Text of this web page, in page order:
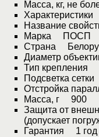
Масса, кг, не
Характеристики
Название
Марка ПОСП
Страна
Диаметр
Тип крепления
Подсветка
Отстройка
Масса, г 900
Защита от
(допускает
Гарантия 1 год